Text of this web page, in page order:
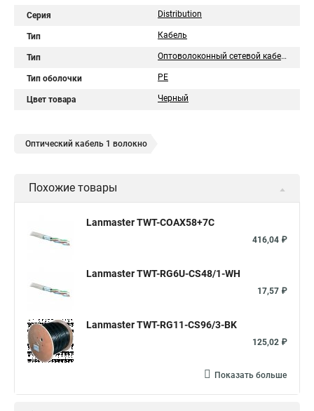
Серия Distribution
Тип Кабель
Тип Оптоволоконный сетевой кабель
Тип оболочки PE
Цвет товара Черный
Оптический кабель 1 волокно
Похожие товары
Lanmaster TWT-COAX58+7C
416,04 ₽
Lanmaster TWT-RG6U-CS48/1-WH
17,57 ₽
Lanmaster TWT-RG11-CS96/3-BK
125,02 ₽
Показать больше